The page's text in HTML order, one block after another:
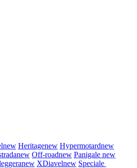
new Heritagenew Hypermotardnew
new Off-roadnew Panigale new
new XDiavelnew Speciale